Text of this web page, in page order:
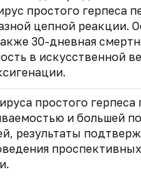
простого герпеса
цепной реакции.
30-дневная
в искусственной
простого
и большей
результаты